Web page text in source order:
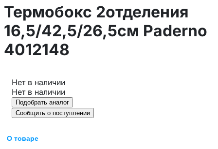
Термобокс 2отделения
16,5/42,5/26,5см Paderno
4012148
Нет в наличии
Нет в наличии
Подобрать аналог
Сообщить о поступлении
О товаре